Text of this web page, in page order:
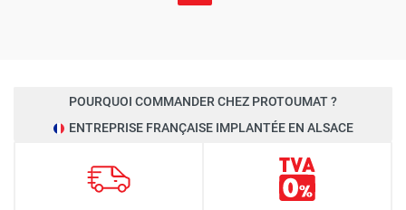
POURQUOI COMMANDER CHEZ PROTOUMAT ?
ENTREPRISE FRANÇAISE IMPLANTÉE EN ALSACE